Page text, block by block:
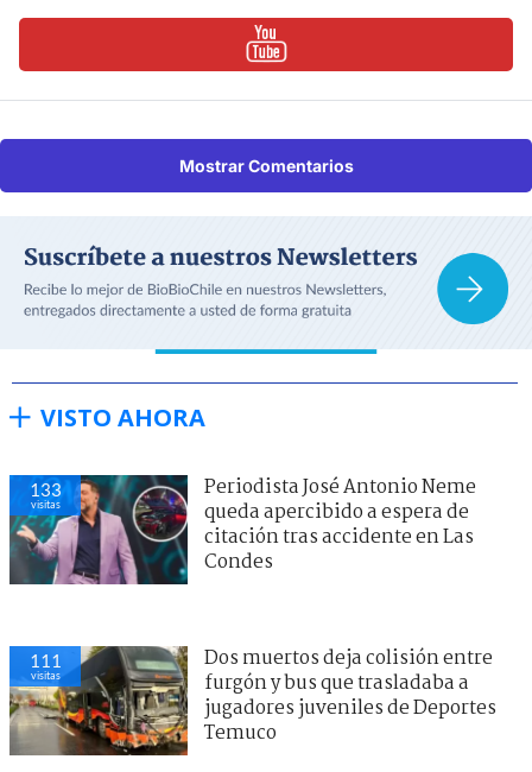
Mostrar Comentarios
VISTO AHORA
133
visitas
Periodista José Antonio Neme
queda apercibido a espera de
citación tras accidente en Las
Condes
111
visitas
Dos muertos deja colisión entre
furgón y bus que trasladaba a
jugadores juveniles de Deportes
Temuco